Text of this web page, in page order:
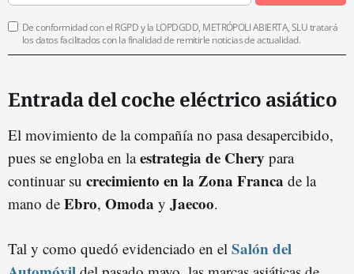
De conformidad con el RGPD y la LOPDGDD, METRÓPOLI ABIERTA, SLU tratará
los datos facilitados con la finalidad de remitirle noticias de actualidad.
Entrada del coche eléctrico asiático
El movimiento de la compañía no pasa desapercibido,
pues se engloba en laestrategia de Chery para
continuar su crecimiento en la Zona Franca de la
mano de Ebro, Omoda y Jaecoo.
Tal y como quedó evidenciado en el Salón del